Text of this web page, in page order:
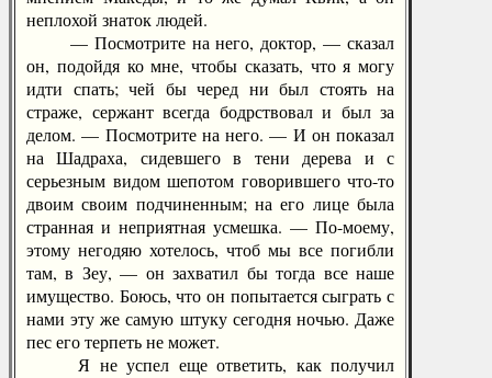
неплохой знаток людей.
— Посмотрите на него, доктор, — сказал
он, подойдя ко мне, чтобы сказать, что я могу
идти спать; чей бы черед ни был стоять на
страже, сержант всегда бодрствовал и был за
делом. — Посмотрите на него. — И он показал
на Шадраха, сидевшего в тени дерева и с
серьезным видом шепотом говорившего что-то
двоим своим подчиненным; на его лице была
странная и неприятная усмешка. — По-моему,
этому негодяю хотелось, чтоб мы все погибли
там, в Зеу, — он захватил бы тогда все наше
имущество. Боюсь, что он попытается сыграть с
нами эту же самую штуку сегодня ночью. Даже
пес его терпеть не может.
Я не успел еще ответить, как получил